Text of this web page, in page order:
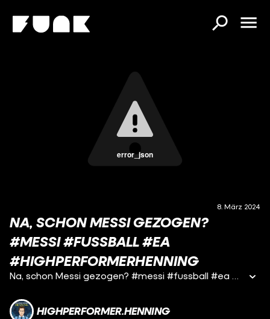
error_json
8. März 2024
NA, SCHON MESSI GEZOGEN?
#MESSI #FUSSBALL #EA
#HIGHPERFORMERHENNING
Na, schon Messi gezogen? #messi #fussball #ea #hi
HIGHPERFORMER.HENNING